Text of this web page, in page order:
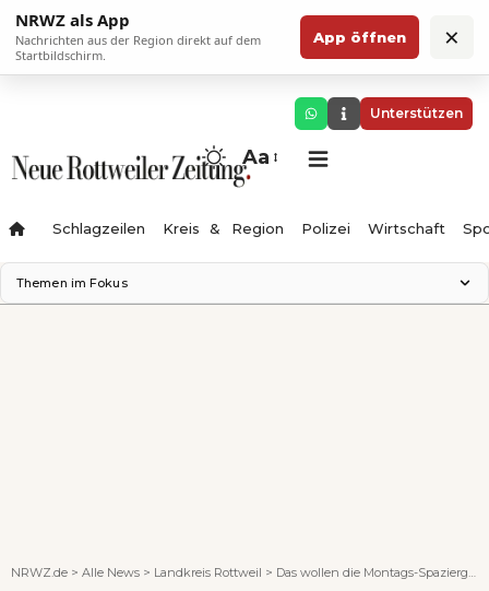
NRWZ als App
Nachrichten aus der Region direkt auf dem
Startbildschirm.
App öffnen ×
Unterstützen
Aa
Schlagzeilen Kreis & Region Polizei Wirtschaft
Themen im Fokus
NRWZ.de > Alle News > Landkreis Rottweil > Das wollen die Montags-Spaziergänger